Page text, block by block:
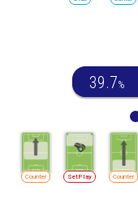
39.7%
Counter
SetPlay
Counter